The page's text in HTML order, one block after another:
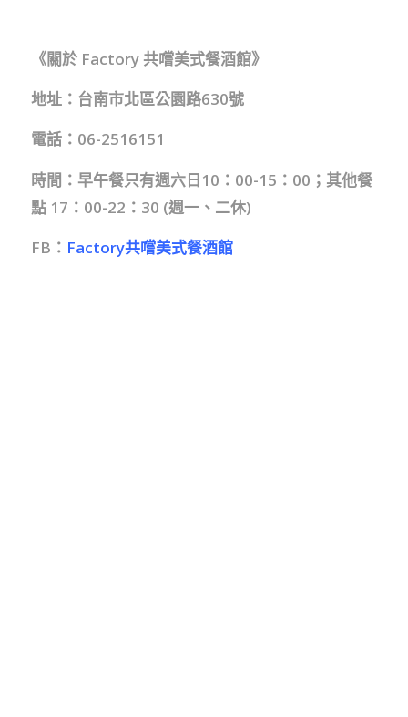
《關於 Factory 共嚐美式餐酒館》
地址：台南市北區公園路630號
電話：06-2516151
時間：早午餐只有週六日10：00-15：00；其他餐
點 17：00-22：30 (週一、二休)
FB： Factory共嚐美式餐酒館